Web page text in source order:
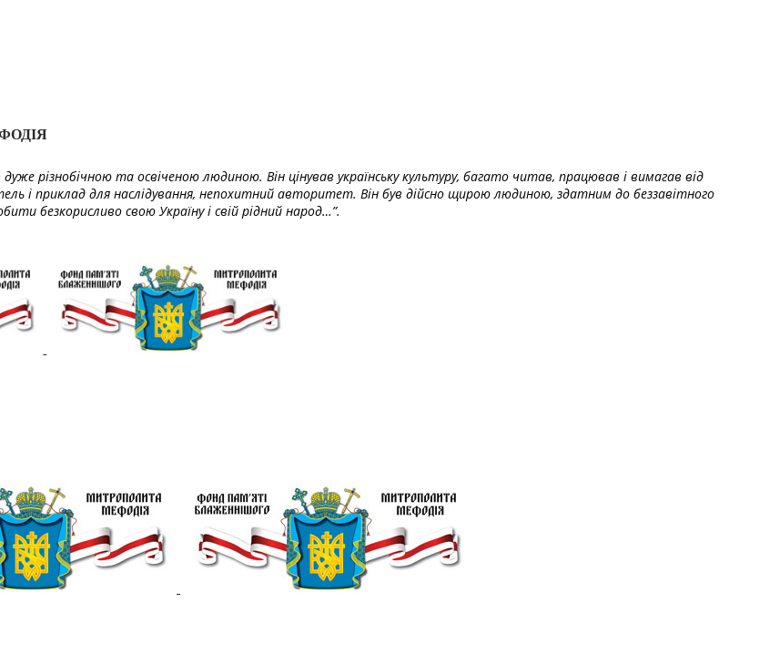
різнобічною та освіченою людиною. Він цінував українську культуру, багато читав, працював і вимагав від
і приклад для наслідування, непохитний авторитет. Він був дійсно щирою людиною, здатним до беззавітного
безкорисливо свою Україну і свій рідний народ…”.